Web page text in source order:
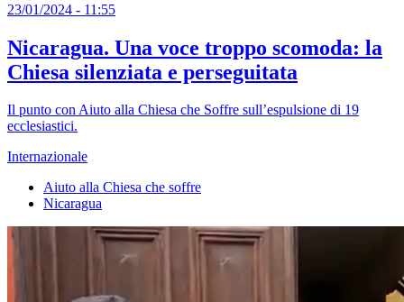
23/01/2024 - 11:55
Nicaragua. Una voce troppo scomoda: la
Chiesa silenziata e perseguitata
Il punto con Aiuto alla Chiesa che Soffre sull’espulsione di 19
ecclesiastici.
Internazionale
Aiuto alla Chiesa che soffre
Nicaragua